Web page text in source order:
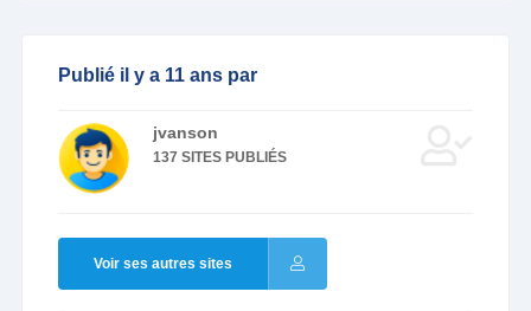
Publié il y a 11 ans par
jvanson
137 SITES PUBLIÉS
Voir ses autres sites